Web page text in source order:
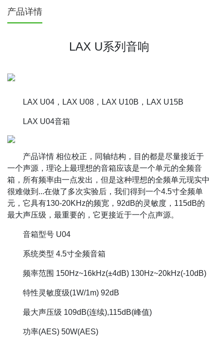
产品详情
LAX U系列音响
LAX U04，LAX U08，LAX U10B，LAX U15B
LAX U04音箱
产品详情 相位校正，同轴结构，目的都是尽量接近于
一个声源，理论上最理想的音箱应该是一个单元的全频音
箱，所有频率由一点发出，但是这种理想的全频单元现实中
很难做到...在做了多次实验后，我们得到一个4.5寸全频单
元，它具有130-20KHz的频宽，92dB的灵敏度，115dB的
最大声压级，最重要的，它更接近于一个点声源。
音箱型号 U04
系统类型 4.5寸全频音箱
频率范围 150Hz~16kHz(±4dB) 130Hz~20kHz(-10dB)
特性灵敏度级(1W/1m) 92dB
最大声压级 109dB(连续),115dB(峰值)
功率(AES) 50W(AES)